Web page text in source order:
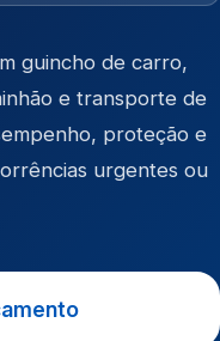
guincho de carro,
e transporte de
proteção e
urgentes ou